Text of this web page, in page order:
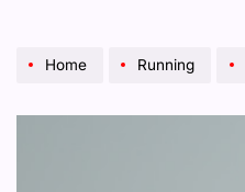
Home Running